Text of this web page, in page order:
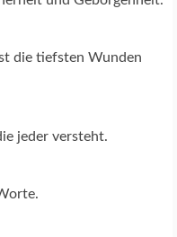
die tiefsten Wunden
jeder versteht.